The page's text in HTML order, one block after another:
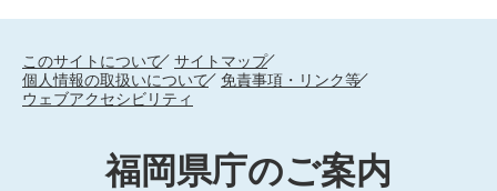
このサイトについて
サイトマップ
個人情報の取扱いについて
免責事項・リンク等
ウェブアクセシビリティ
福岡県庁のご案内